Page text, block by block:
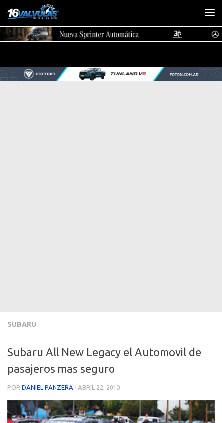
Saltar al contenido
SUBARU
Subaru All New Legacy el Automovil de
pasajeros mas seguro
POR DANIEL PANZERA · ABRIL 22, 2010